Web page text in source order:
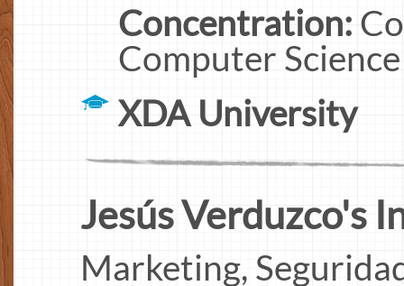
Concentration:
Computer Science
XDA University
Jesús Verduzco's
Marketing,